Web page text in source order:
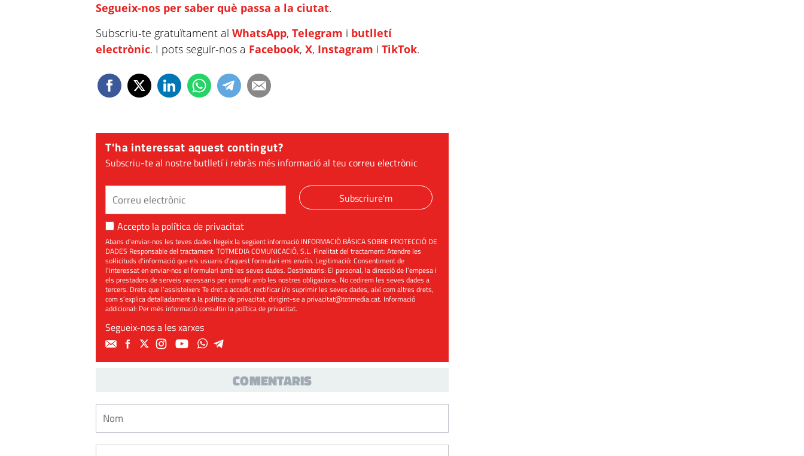
Segueix-nos per saber què passa a la ciutat.
Subscriu-te gratuïtament alWhatsApp,Telegram i butlletí
electrònic. I pots seguir-nos a Facebook,X, Instagram iTikTok.
T'ha interessat aquest contingut?
Subscriu-te al nostre butlletí i rebràs més informació al teu correu electrònic
Subscriure'm
Accepto la política de privacitat
Abans d’enviar-nos les teves dades llegeix la següent informació INFORMACIÓ BÀSICA SOBRE PROTECCIÓ DE
DADES Responsable del tractament: TOTMEDIA COMUNICACIÓ, S.L. Finalitat del tractament: Atendre les
sol·licituds d’informació que els usuaris d’aquest formulari ens enviïn. Legitimació: Consentiment de
l’interessat en enviar-nos el formulari amb les seves dades. Destinataris: El personal, la direcció de l’empesa i
els prestadors de serveis necessaris per complir amb les nostres obligacions. No cedirem les seves dades a
tercers. Drets que l’assisteixen: Te dret a accedir, rectificar i/o suprimir les seves dades, així com altres drets,
com s’explica detalladament a la política de privacitat, dirigint-se aprivacitat@totmedia.cat. Informació
addicional: Per més informació consultin lapolítica de privacitat.
Segueix-nos a les xarxes
COMENTARIS